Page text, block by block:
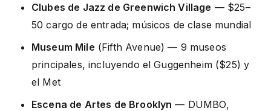
Clubes de Jazz de Greenwich Village — $25–
50 cargo de entrada; músicos de clase mundial
Museum Mile (Fifth Avenue) — 9 museos
principales, incluyendo el Guggenheim ($25) y
el Met
Escena de Artes de Brooklyn — DUMBO,